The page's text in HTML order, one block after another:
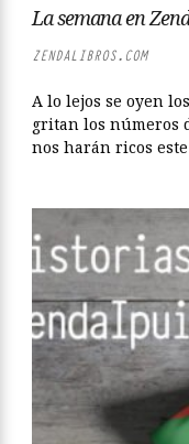
La semana en
ZENDALIBROS.COM
A lo lejos se oyen
gritan los números
nos harán ricos este